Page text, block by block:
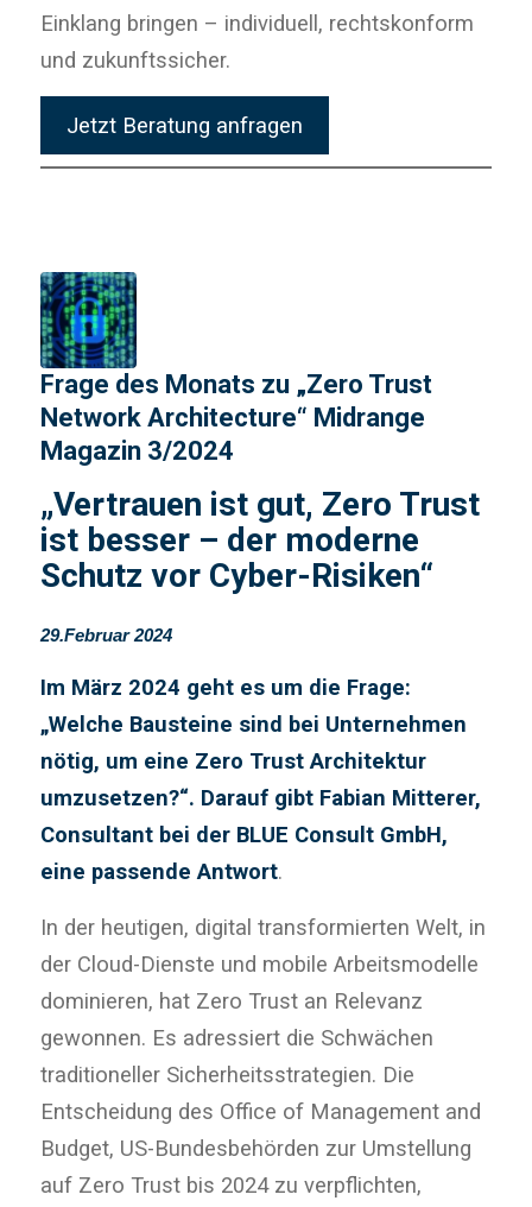
Einklang bringen – individuell, rechtskonform
und zukunftssicher.
Jetzt Beratung anfragen
Frage des Monats zu „Zero Trust
Network Architecture“ Midrange
Magazin 3/2024
„Vertrauen ist gut, Zero Trust
ist besser – der moderne
Schutz vor Cyber-Risiken“
29.Februar 2024
Im März 2024 geht es um die Frage:
„Welche Bausteine sind bei Unternehmen
nötig, um eine Zero Trust Architektur
umzusetzen?“. Darauf gibt Fabian Mitterer,
Consultant bei der BLUE Consult GmbH,
eine passende Antwort.
In der heutigen, digital transformierten Welt, in
der Cloud-Dienste und mobile Arbeitsmodelle
dominieren, hat Zero Trust an Relevanz
gewonnen. Es adressiert die Schwächen
traditioneller Sicherheitsstrategien. Die
Entscheidung des Office of Management and
Budget, US-Bundesbehörden zur Umstellung
auf Zero Trust bis 2024 zu verpflichten,